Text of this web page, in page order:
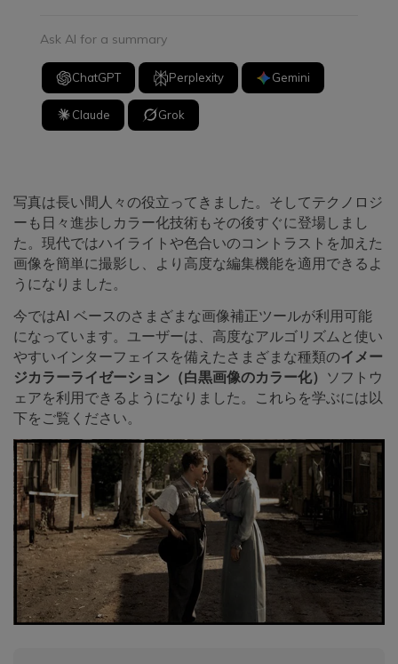
Ask AI for a summary
ChatGPT Perplexity Gemini
Claude Grok
写真は長い間人々の役立ってきました。そしてテクノロジ
ーも日々進歩しカラー化技術もその後すぐに登場しまし
た。現代ではハイライトや色合いのコントラストを加えた
画像を簡単に撮影し、より高度な編集機能を適用できるよ
うになりました。
今ではAI ベースのさまざまな画像補正ツールが利用可能
になっています。ユーザーは、高度なアルゴリズムと使い
やすいインターフェイスを備えたさまざまな種類のイメー
ジカラーライゼーション（白黒画像のカラー化）
ソフトウ
ェアを利用できるようになりました。これらを学ぶには以
下をご覧ください。